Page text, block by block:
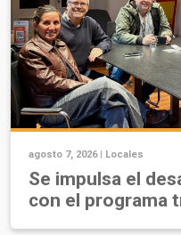
agosto 7, 2026 | Locales
Se impulsa el
con el programa